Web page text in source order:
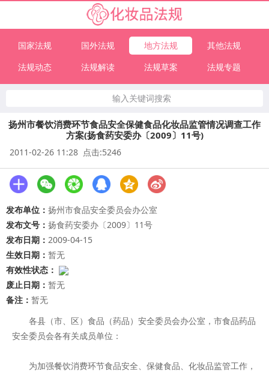
国家法规 国外法规 地方法规
其他法规
法规动态
法规解读 法规草案 法规专题
输入关键词搜索
扬州市餐饮消费环节食品安全保健食品化妆品监管情况调查工作
方案(扬食药安委办〔2009〕11号)
2011-02-26 11:28 点击:5246
发布单位： 扬州市食品安全委员会办公室
发布文号： 扬食药安委办〔2009〕11号
发布日期： 2009-04-15
生效日期： 暂无
有效性状态：
废止日期： 暂无
备注： 暂无
各县（市、区）食品（药品）安全委员会办公室，市食品药品
安全委员会各有关成员单位：
为加强餐饮消费环节食品安全、保健食品、化妆品监管工作，